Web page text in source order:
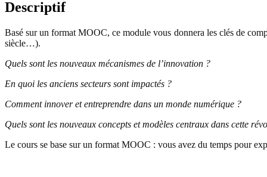
Descriptif
Basé sur un format MOOC, ce module vous donnera les clés de
siècle…).
Quels sont les nouveaux mécanismes de l’innovation ?
En quoi les anciens secteurs sont impactés ?
Comment innover et entreprendre dans un monde numérique ?
Quels sont les nouveaux concepts et modèles centraux dans cette
Le cours se base sur un format MOOC : vous avez du temps pour